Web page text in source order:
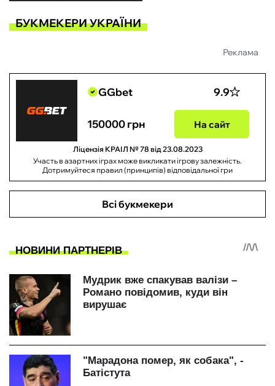
БУКМЕКЕРИ УКРАЇНИ
Реклама
GGbet 9.9
150000 грн На сайт
Ліцензія КРАІЛ № 78 від 23.08.2023
Участь в азартних іграх може викликати ігрову залежність.
Дотримуйтеся правил (принципів) відповідальної гри
Всі букмекери